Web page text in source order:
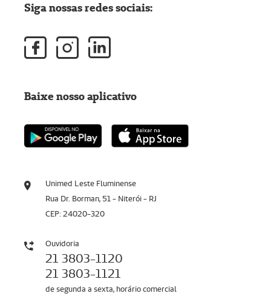
Unimed Leste Fluminense
Rua Dr. Borman, 51 - Niterói - RJ
CEP: 24020-320
Ouvidoria
21 3803-1120
21 3803-1121
de segunda a sexta, horário comercial
Siga nossas redes sociais:
Baixe nosso aplicativo